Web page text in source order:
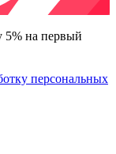
5% на первый
персональных